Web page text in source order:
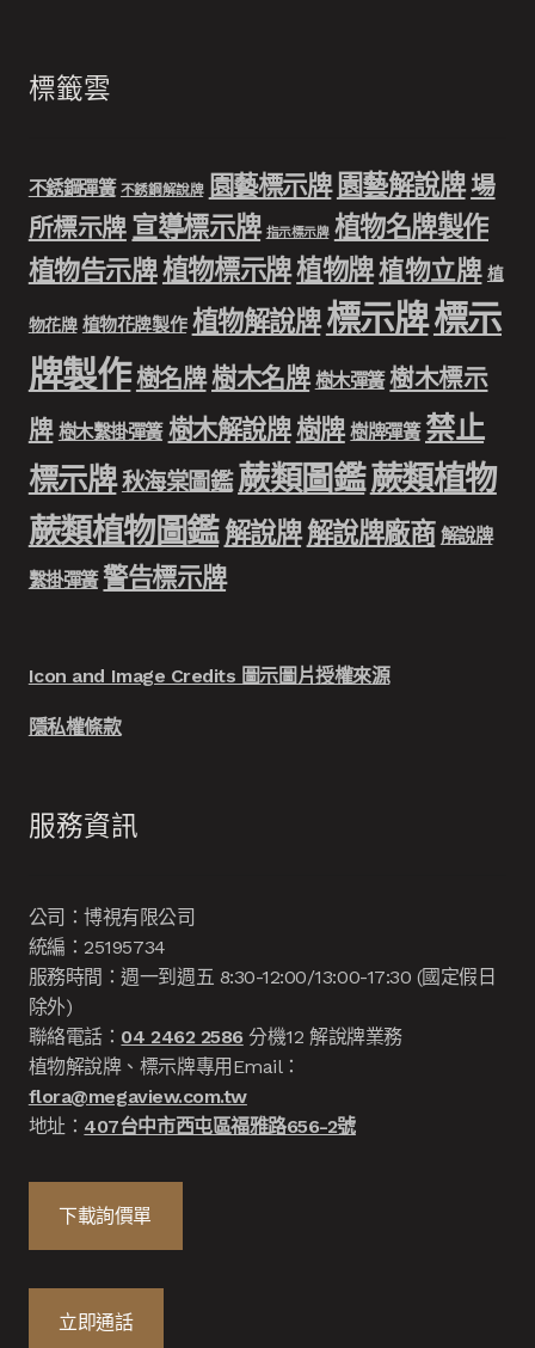
標籤雲
不銹鋼彈簧 不銹鋼解說牌 園藝標示牌 園藝解說牌場
所標示牌 宣導標示牌 指示標示牌 植物名牌製作
植物告示牌植物標示牌植物牌植物立牌 植
物花牌 植物花牌製作 植物解說牌 標示牌標示
牌製作樹名牌樹木名牌 樹木彈簧 樹木標示
牌 樹木繫掛彈簧 樹木解說牌樹牌 樹牌彈簧 禁止
標示牌 秋海棠圖鑑 蕨類圖鑑蕨類植物
蕨類植物圖鑑解說牌解說牌廠商 解說牌
繫掛彈簧 警告標示牌
Icon and Image Credits 圖示圖片授權來源
隱私權條款
服務資訊
公司：博視有限公司
統編：25195734
服務時間：週一到週五 8:30-12:00/13:00-17:30 (國定假日
除外)
聯絡電話： 04 2462 2586分機12 解說牌業務
植物解說牌、標示牌專用Email：
flora@megaview.com.tw
地址： 407台中市西屯區福雅路656-2號
下載詢價單
立即通話